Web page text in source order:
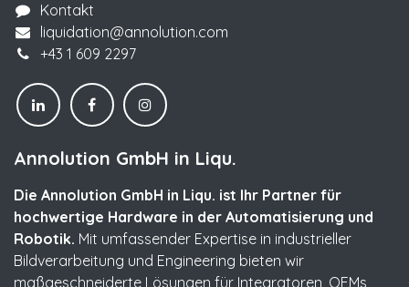
Kontakt
liquidation@annolution.com
+43 1 609 2297
Annolution GmbH in Liqu.
Die Annolution GmbH in Liqu. ist Ihr Partner für
hochwertige Hardware in der Automatisierung und
Robotik. Mit umfassender Expertise in industrieller
Bildverarbeitung und Engineering bieten wir
maßgeschneiderte Lösungen für Integratoren, OEMs